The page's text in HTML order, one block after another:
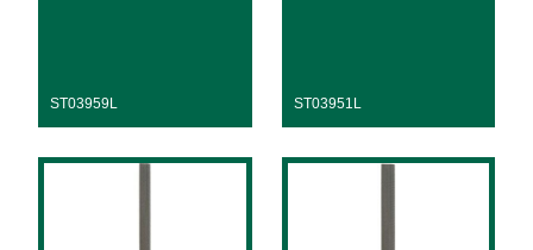
ST03959L ST03951L